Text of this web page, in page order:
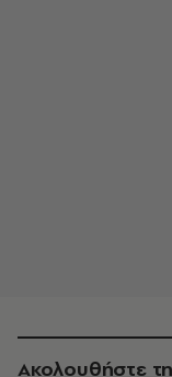
Ακολουθήστε